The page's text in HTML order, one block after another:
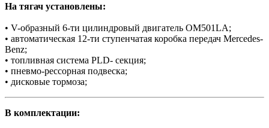
На тягач установлены:
• V-образный 6-ти цилиндровый двигатель OM501LA;
• автоматическая 12-ти ступенчатая коробка передач Mercedes-
Benz;
• топливная система PLD- секция;
• пневмо-рессорная подвеска;
• дисковые тормоза;
В комплектации: